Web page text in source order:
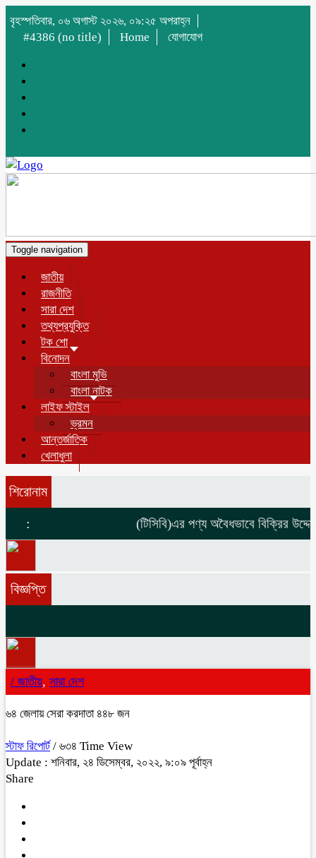
বৃহস্পতিবার, ০৬ অগাস্ট ২০২৬, ০৯:২৫ অপরাহ্ন
#4386 (no title)
Home যোগাযোগ
Toggle navigation
জাতীয়
রাজনীতি
সারা দেশ
তথ্যপ্রযুক্তি
টক শো
বিনোদন
বাংলা মুভি
বাংলা নাটক
লাইফ স্টাইল
ভ্রমন
আন্তর্জাতিক
খেলাধুলা
শিরোনাম
: (টিসিবি)এর পণ্য অবৈধভাবে বিক্রির
বিজ্ঞপ্তি
/ জাতীয়, সারা দেশ
৬৪ জেলায় সেরা করদাতা ৪৪৮ জন
স্টাফ রিপোর্ট / ৬৩৪ Time View
Update : শনিবার, ২৪ ডিসেম্বর, ২০২২, ৯:০৯ পূর্বাহ্ন
Share